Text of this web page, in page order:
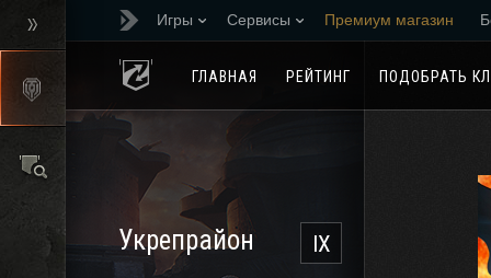
Игры Сервисы Премиум магазин
ГЛАВНАЯ
РЕЙТИНГ ПОДОБРАТЬ
IX
Укрепрайон